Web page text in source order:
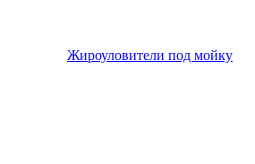
Жироуловители под мойку